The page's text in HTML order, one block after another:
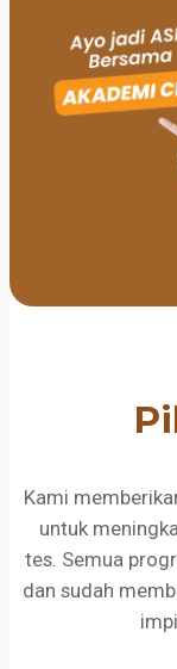
Kami
untuk
tes. Semua
dan sudah